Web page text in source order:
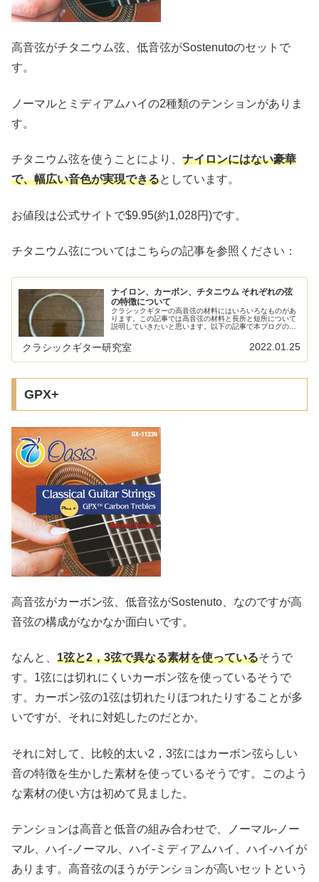
高音弦がチタニウム弦、低音弦がSostenutoのセットで
す。
ノーマルとミディアムハイの2種類のテンションがありま
す。
チタニウム弦を使うことにより、 ナイロンにはない豪華
で、幅広い音色が実現できるとしています。
お値段は公式サイトで$9.95(約1,028円)です。
チタニウム弦についてはこちらの記事を参照ください：
ナイロン、カーボン、チタニウム それぞれの弦
の特徴について
クラシックギターの高音弦の材料にはいろいろなものがあ
ります。この記事では高音弦の材料と長所と短所について
説明していきたいと思います。以下の記事で本ブログの弦
けて3種類の高音弦の材料現代...
クラシックギター研究室 2022.01.25
GPX+
高音弦がカーボン弦、低音弦がSostenuto、なのですが高
音弦の構成がなかなか面白いです。
なんと、 1弦と2，3弦で異なる素材を使っているそうで
す。1弦には切れにくいカーボン弦を使っているそうで
す。カーボン弦の1弦は切れたりほつれたりすることが多
いですが、それに対処したのだとか。
それに対して、比較的太い2，3弦にはカーボン弦らしい
音の特徴を生かした素材を使っているそうです。このよう
な素材の使い方は初めて見ました。
テンションは高音と低音の組み合わせで、ノーマル-ノー
マル、ハイ-ノーマル、ハイ-ミディアムハイ、ハイ-ハイが
あります。高音弦のほうがテンションが高いセットという